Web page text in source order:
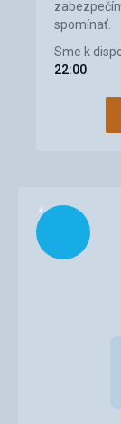
V Emporios
vzdálena cca
Po několika
další pláže,
bohužel zde
švédských
místních
Ubytovanie
Pokoj byl
klimatizací,
S výjimkou
spomínať.
Sme k
22:00
Načítam